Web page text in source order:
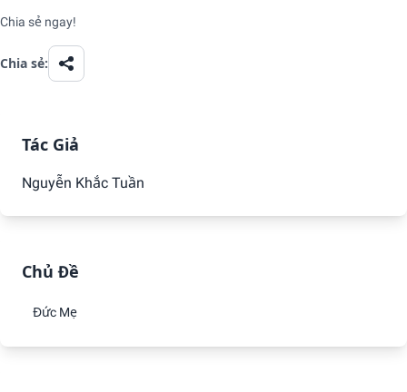
Chia sẻ ngay!
Chia sẻ:
Tác Giả
Nguyễn Khắc Tuần
Chủ Đề
Đức Mẹ